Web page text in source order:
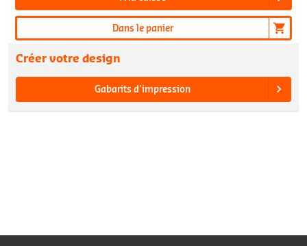
Dans le panier
Créer votre design
Gabarits d'impression